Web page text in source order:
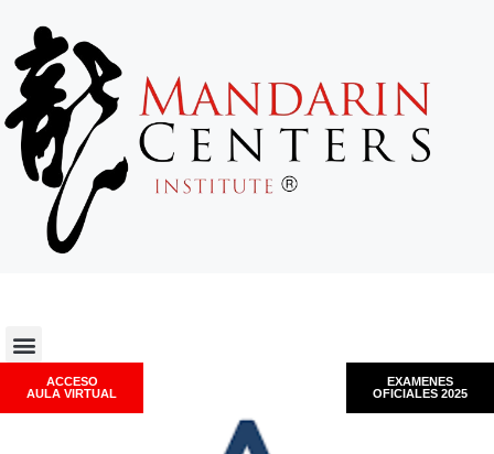
ACCESO
AULA VIRTUAL
EXAMENES
OFICIALES 2025